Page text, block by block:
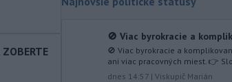
minister obrany Pedro Sánchez v
teroristickými činmi počas inaugurácie
novozvoleného prezidenta Abelarda
🚫 Viac byrokracie a
🚫 Viac byrokracie a
ani viac pracovných miest. 👉
dnes 14:57 | Viskupič Marián